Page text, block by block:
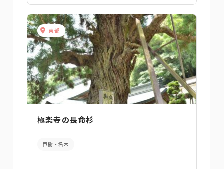
東部
極楽寺の長命杉
巨樹・名木